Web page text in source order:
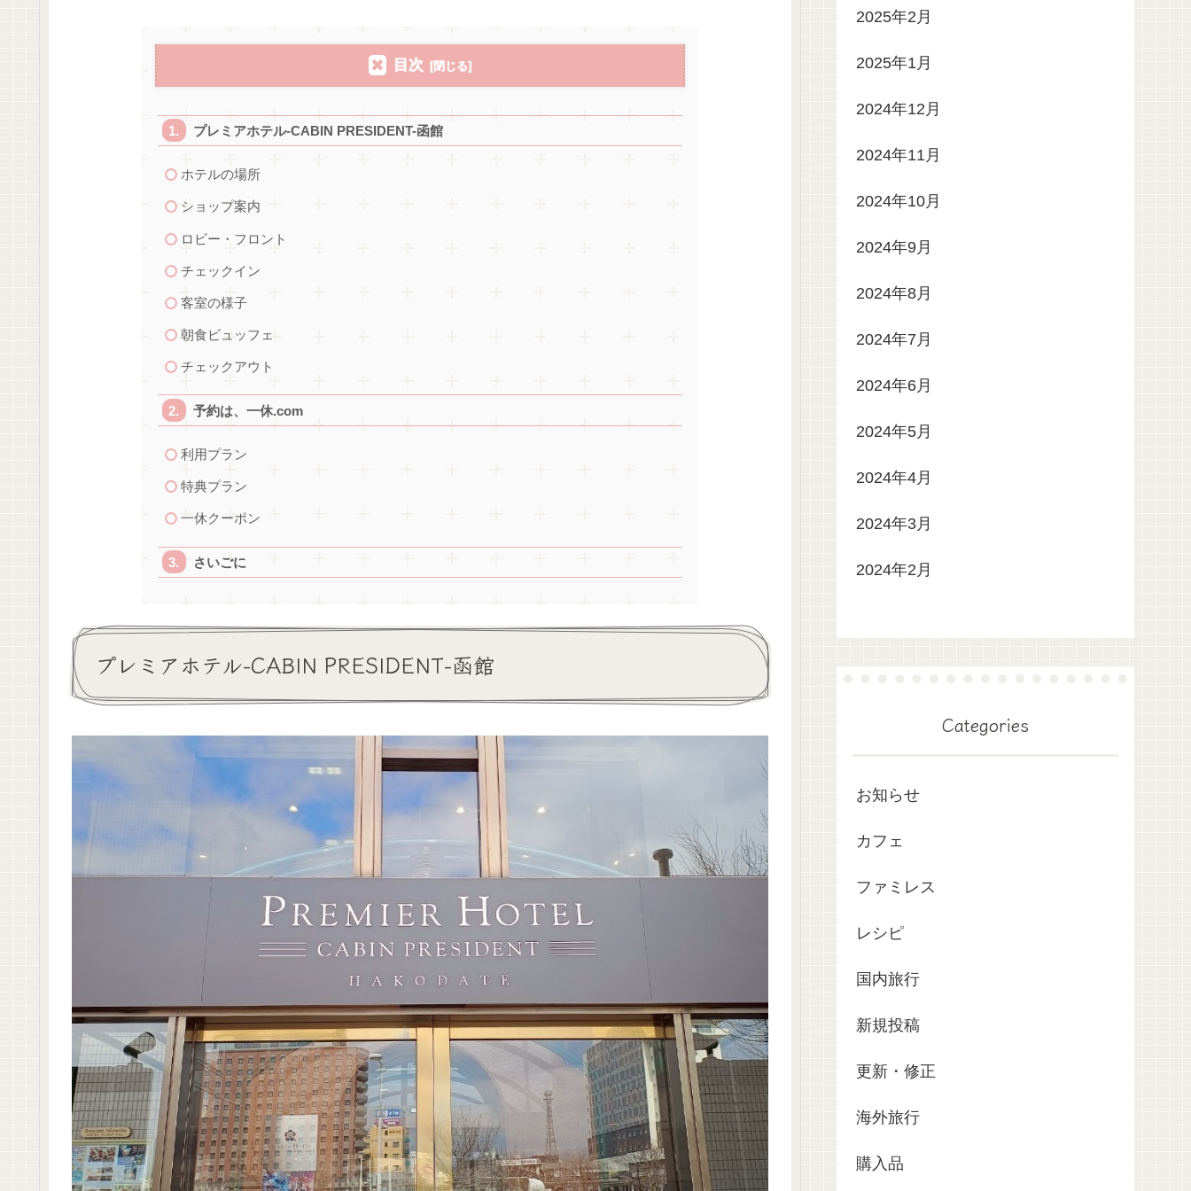
目次
プレミアホテル-CABIN PRESIDENT-函館
ホテルの場所
ショップ案内
ロビー・フロント
チェックイン
客室の様子
朝食ビュッフェ
チェックアウト
予約は、一休.com
利用プラン
特典プラン
一休クーポン
さいごに
プレミアホテル-CABIN PRESIDENT-函館
2025年2月
2025年1月
2024年12月
2024年11月
2024年10月
2024年9月
2024年8月
2024年7月
2024年6月
2024年5月
2024年4月
2024年3月
2024年2月
Categories
お知らせ
カフェ
ファミレス
レシピ
国内旅行
新規投稿
更新・修正
海外旅行
購入品